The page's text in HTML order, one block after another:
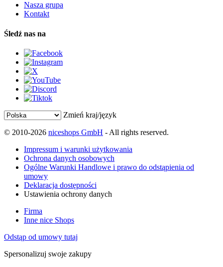
Nasza grupa
Kontakt
Śledź nas na
Zmień kraj/język
© 2010-2026 niceshops GmbH - All rights reserved.
Impressum i warunki użytkowania
Ochrona danych osobowych
Ogólne Warunki Handlowe i prawo do odstąpienia od
umowy
Deklaracja dostępności
Ustawienia ochrony danych
Firma
Inne nice Shops
Odstąp od umowy tutaj
Spersonalizuj swoje zakupy